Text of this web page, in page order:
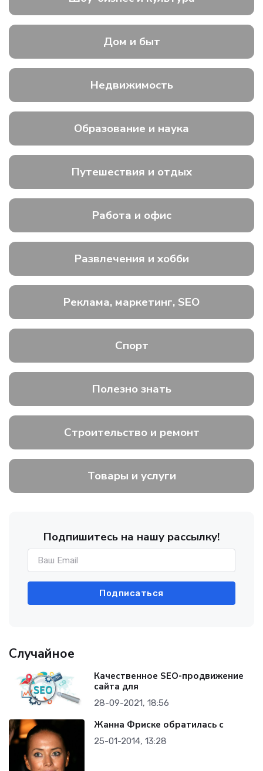
Дом и быт
Недвижимость
Образование и наука
Путешествия и отдых
Работа и офис
Развлечения и хобби
Реклама, маркетинг, SEO
Спорт
Полезно знать
Строительство и ремонт
Товары и услуги
Подпишитесь на нашу рассылку!
Подписаться
Случайное
Качественное​ SEO-продвижение
сайта для
28-09-2021, 18:56
Жанна Фриске обратилась с
25-01-2014, 13:28